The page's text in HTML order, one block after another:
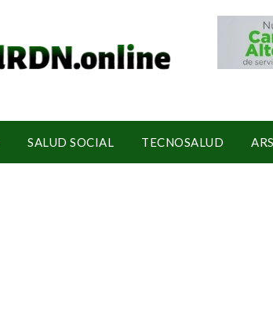
SALUD SOCIAL TECNOSALUD ARS